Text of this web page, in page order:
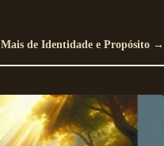
Mais de Identidade e Propósito →